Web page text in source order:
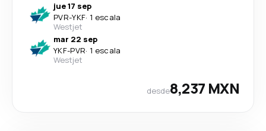
jue 17 sep
PVR-YKF· 1 escala
Westjet
mar 22 sep
YKF-PVR· 1 escala
Westjet
desde8,237 MXN